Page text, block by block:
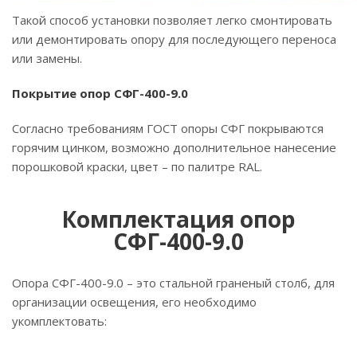
Такой способ установки позволяет легко смонтировать
или демонтировать опору для последующего переноса
или замены.
Покрытие опор СФГ-400-9.0
Согласно требованиям ГОСТ опоры СФГ покрываются
горячим цинком, возможно дополнительное нанесение
порошковой краски, цвет – по палитре RAL.
Комплектация опор
СФГ-400-9.0
Опора СФГ-400-9.0 – это стальной граненый столб, для
организации освещения, его необходимо
укомплектовать: